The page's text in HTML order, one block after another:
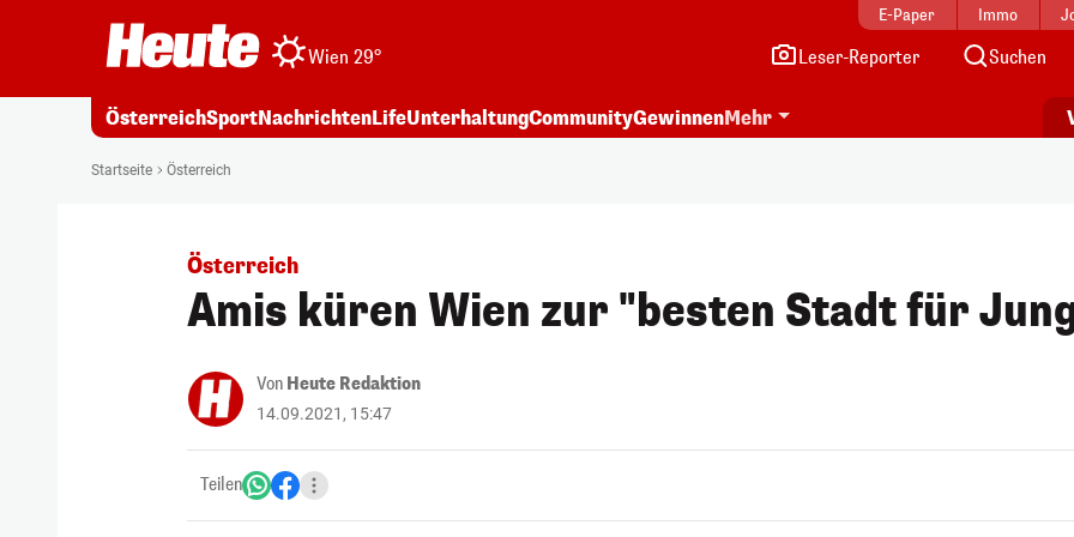
E-Paper Immo
Wien 29° Leser-Reporter Suchen
ÖsterreichSportNachrichtenLifeUnterhaltungCommunityGewinnenMehr
Startseite Österreich
Österreich
Amis küren Wien zur "besten Stadt für
Von Heute Redaktion
14.09.2021, 15:47
Teilen